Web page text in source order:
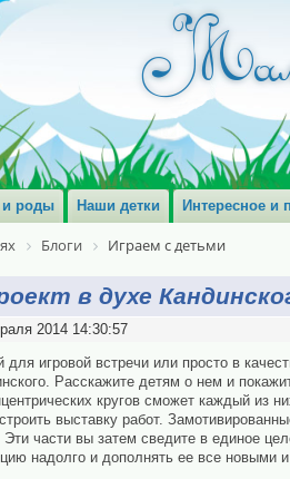
и роды Наши детки Интересное и
Блоги Играем с детьми
в духе
2014 14:30:57
игровой встречи или просто в
Расскажите детям о нем и
кругов сможет каждый
выставку работ.
Эти части вы затем сведите в единое
надолго и дополнять ее все новыми